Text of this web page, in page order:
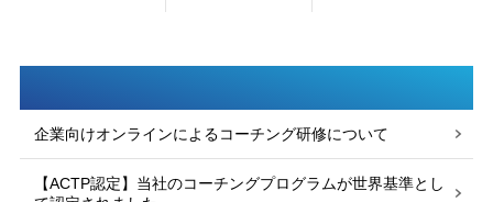
企業向けオンラインによるコーチング研修について
【ACTP認定】当社のコーチングプログラムが世界基準とし